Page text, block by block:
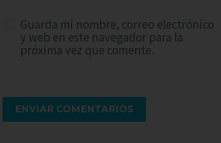
Guarda mi nombre, correo electrónico
y web en este navegador para la
próxima vez que comente.
ENVIAR COMENTARIOS